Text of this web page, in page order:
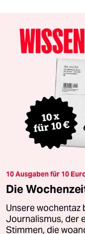
10 Ausgaben für 10
Die
Unsere wochentaz
Journalismus, der
Stimmen, die